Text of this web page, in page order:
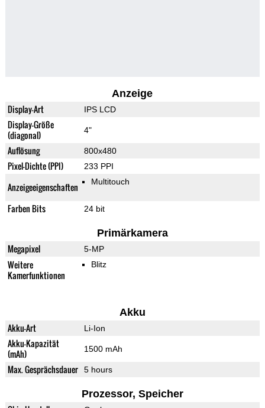
Anzeige
Display-Art IPS LCD
Display-Größe
(diagonal)
4"
Auflösung 800x480
Pixel-Dichte (PPI) 233 PPI
Anzeigeeigenschaften Multitouch
Farben Bits 24 bit
Primärkamera
Megapixel 5-MP
Weitere
Kamerfunktionen
Blitz
Akku
Akku-Art Li-Ion
Akku-Kapazität
(mAh)
1500 mAh
Max. Gesprächsdauer 5 hours
Prozessor, Speicher